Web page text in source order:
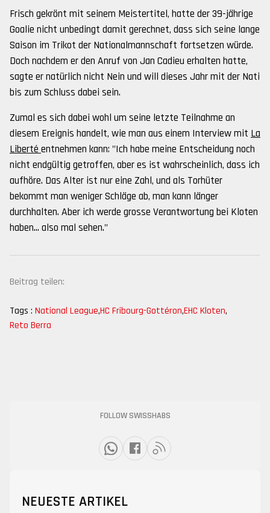
Frisch gekrönt mit seinem Meistertitel, hatte der 39-jährige
Goalie nicht unbedingt damit gerechnet, dass sich seine lange
Saison im Trikot der Nationalmannschaft fortsetzen würde.
Doch nachdem er den Anruf von Jan Cadieu erhalten hatte,
sagte er natürlich nicht Nein und will dieses Jahr mit der Nati
bis zum Schluss dabei sein.
Zumal es sich dabei wohl um seine letzte Teilnahme an
diesem Ereignis handelt, wie man aus einem Interview mit La
Liberté entnehmen kann: "Ich habe meine Entscheidung noch
nicht endgültig getroffen, aber es ist wahrscheinlich, dass ich
aufhöre. Das Alter ist nur eine Zahl, und als Torhüter
bekommt man weniger Schläge ab, man kann länger
durchhalten. Aber ich werde grosse Verantwortung bei Kloten
haben... also mal sehen."
Beitrag teilen:
Tags : National League,HC Fribourg-Gottéron,EHC Kloten,
Reto Berra
FOLLOW SWISSHABS
NEUESTE ARTIKEL